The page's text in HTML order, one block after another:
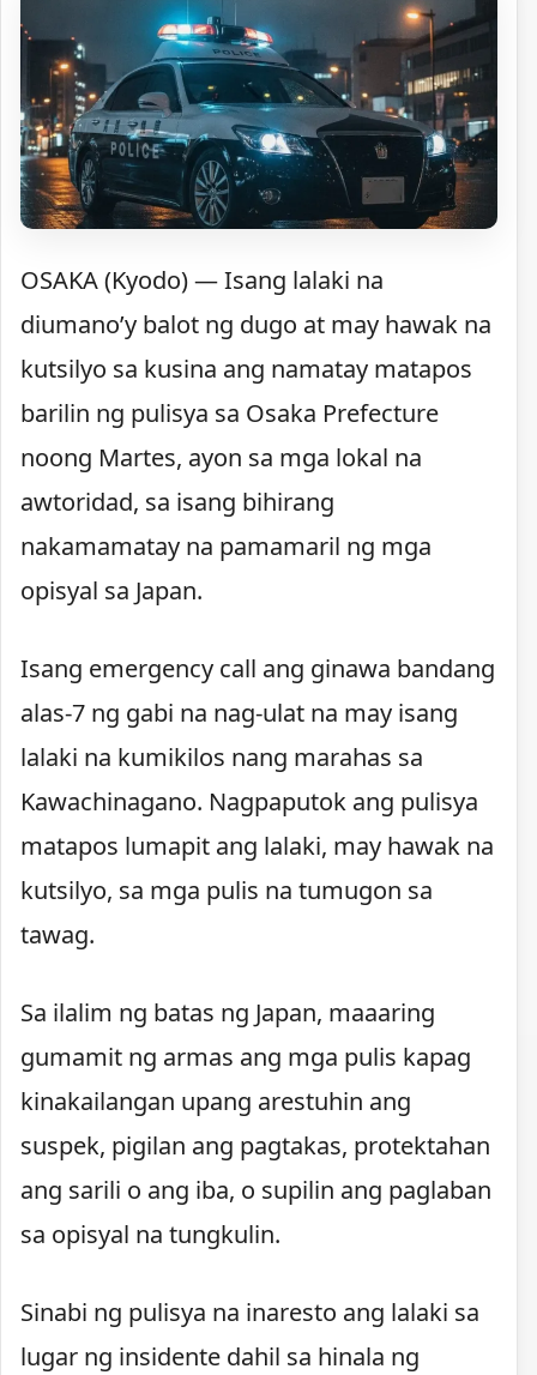
OSAKA (Kyodo) — Isang lalaki na
diumano’y balot ng dugo at may hawak na
kutsilyo sa kusina ang namatay matapos
barilin ng pulisya sa Osaka Prefecture
noong Martes, ayon sa mga lokal na
awtoridad, sa isang bihirang
nakamamatay na pamamaril ng mga
opisyal sa Japan.
Isang emergency call ang ginawa bandang
alas-7 ng gabi na nag-ulat na may isang
lalaki na kumikilos nang marahas sa
Kawachinagano. Nagpaputok ang pulisya
matapos lumapit ang lalaki, may hawak na
kutsilyo, sa mga pulis na tumugon sa
tawag.
Sa ilalim ng batas ng Japan, maaaring
gumamit ng armas ang mga pulis kapag
kinakailangan upang arestuhin ang
suspek, pigilan ang pagtakas, protektahan
ang sarili o ang iba, o supilin ang paglaban
sa opisyal na tungkulin.
Sinabi ng pulisya na inaresto ang lalaki sa
lugar ng insidente dahil sa hinala ng